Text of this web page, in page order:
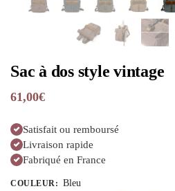
Sac à dos style vintage
61,00€
Satisfait ou remboursé
Livraison rapide
Fabriqué en France
COULEUR: Bleu